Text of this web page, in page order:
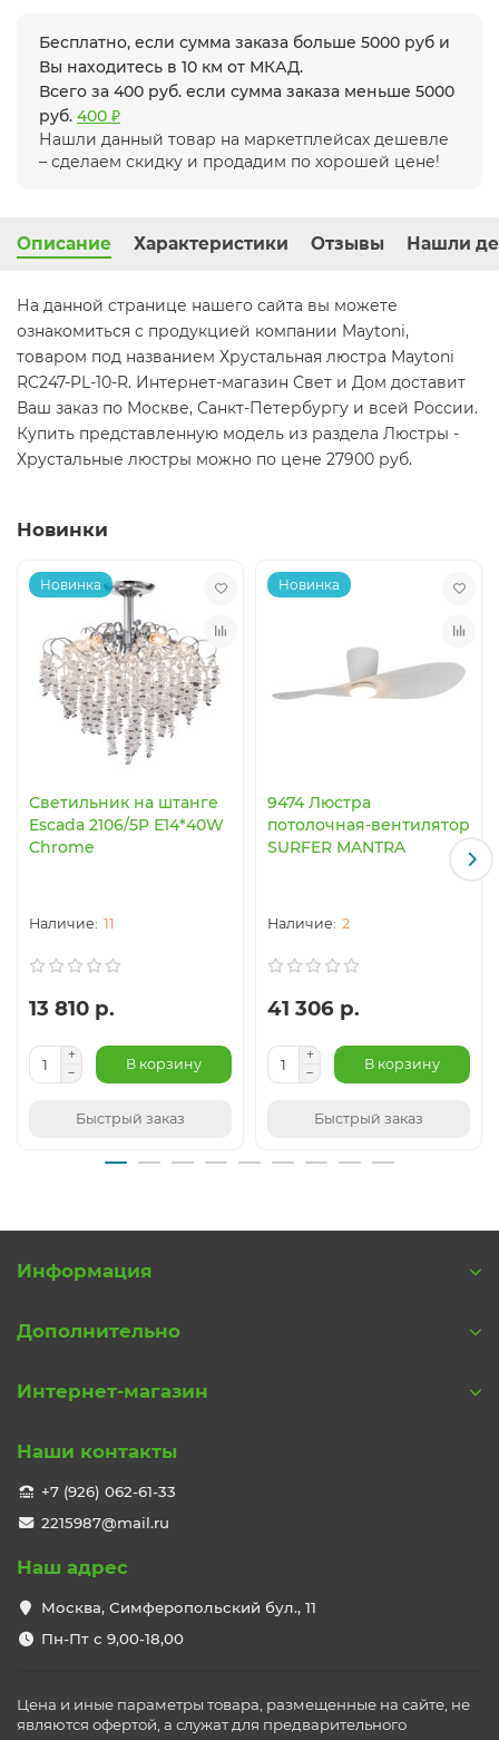
Бесплатно, если сумма заказа больше 5000 руб и
Вы находитесь в 10 км от МКАД.
Всего за 400 руб. если сумма заказа меньше 5000
руб. 400 ₽
Нашли данный товар на маркетплейсах дешевле
– сделаем скидку и продадим по хорошей цене!
Описание Характеристики Отзывы Нашли
На данной странице нашего сайта вы можете
ознакомиться с продукцией компании Maytoni,
товаром под названием Хрустальная люстра Maytoni
RC247-PL-10-R. Интернет-магазин Свет и Дом доставит
Ваш заказ по Москве, Санкт-Петербургу и всей России.
Купить представленную модель из раздела Люстры -
Хрустальные люстры можно по цене 27900 руб.
Новинки
Новинка
Светильник на штанге
Escada 2106/5P E14*40W
Chrome
11
13 810 р.
В корзину
Быстрый заказ
Новинка
9474 Люстра
потолочная-вентилятор
SURFER MANTRA
2
41 306 р.
В корзину
Быстрый заказ
Информация
Дополнительно
Интернет-магазин
Наши контакты
+7 (926) 062-61-33
2215987@mail.ru
Наш адрес
Москва, Симферопольский бул., 11
Пн-Пт с 9,00-18,00
Цена и иные параметры товара, размещенные на сайте, не
являются офертой, а служат для предварительного